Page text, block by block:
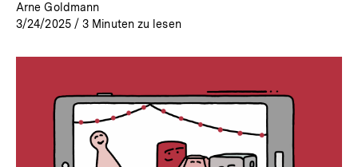
Arne Goldmann
3/24/2025 / 3 Minuten zu lesen